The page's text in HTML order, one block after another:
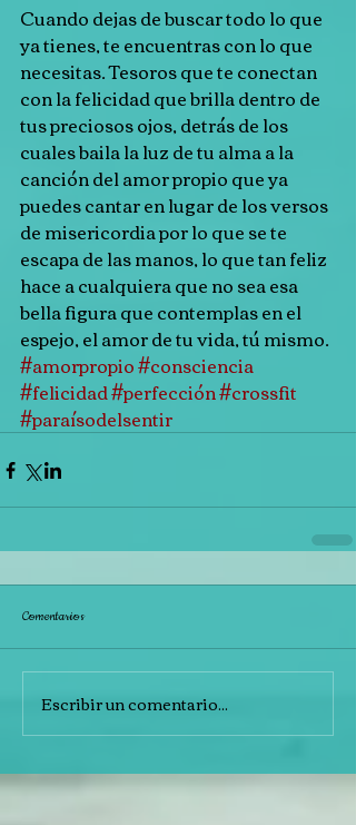
Cuando dejas de buscar todo lo que
ya tienes, te encuentras con lo que
necesitas. Tesoros que te conectan
con la felicidad que brilla dentro de
tus preciosos ojos, detrás de los
cuales baila la luz de tu alma a la
canción del amor propio que ya
puedes cantar en lugar de los versos
de misericordia por lo que se te
escapa de las manos, lo que tan feliz
hace a cualquiera que no sea esa
bella figura que contemplas en el
espejo, el amor de tu vida, tú mismo.
#amorpropio#consciencia
#felicidad#perfección#crossfit
#paraísodelsentir
Comentarios
Escribir un comentario...